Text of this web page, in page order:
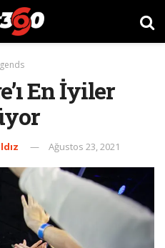
En İyiler
Ağustos 23, 2021